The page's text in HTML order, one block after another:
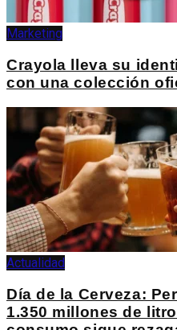
Marketing
Crayola lleva su
con una colección
Actualidad
Día de la Cerveza:
1.350 millones de